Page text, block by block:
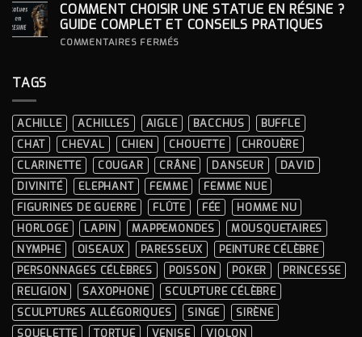
UNE
STATUE
À
COMMENT CHOISIR UNE STATUE EN RÉSINE ?
GUIDE COMPLET ET CONSEILS PRATIQUES
COMMENTAIRES FERMÉS
?
GUIDE
COMPLET
ET
CONSEILS
PRATIQUES
TAGS
ACHILLE ACHILLES AIGLE BACCHUS
BUFFLE
CHAT
CHEVAL CHIEN CHOUETTE
CHROUÈRE
CLARINETTE
COUGAR CRÂNE DANSEUR
DAVID
DIVINITÉ
ELEPHANT FEMME
FEMME NUE
FIGURINES DE GUERRE
FLÛTE FÉE
HOMME NU
HORLOGE
LAPIN MAPPEMONDES
MOUSQUETAIRES
NYMPHE
OISEAUX PARESSEUX
PEINTURE CÉLÈBRE
PERSONNAGES CÉLÈBRES
POISSON POKER
PRINCESSE
RELIGION
SAXOPHONE
SCULPTURE CÉLÈBRE
SCULPTURES ALLÉGORIQUES
SINGE
SIRÈNE
SQUELETTE
TORTUE VENISE VIOLON